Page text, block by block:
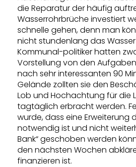
die Reparatur der häufig
Wasserrohrbrüche investiert
schnelle gehen, denn man
nicht stundenlang das
Kommunal-politiker hatten
Vorstellung von den
nach sehr interessanten 90
Gelände zollten sie den
Lob und Hochachtung für die
tagtäglich erbracht werden.
wurde, dass eine Erweiterung
notwendig ist und nicht
Bank“ geschoben werden
den nächsten Wochen
finanzieren ist.